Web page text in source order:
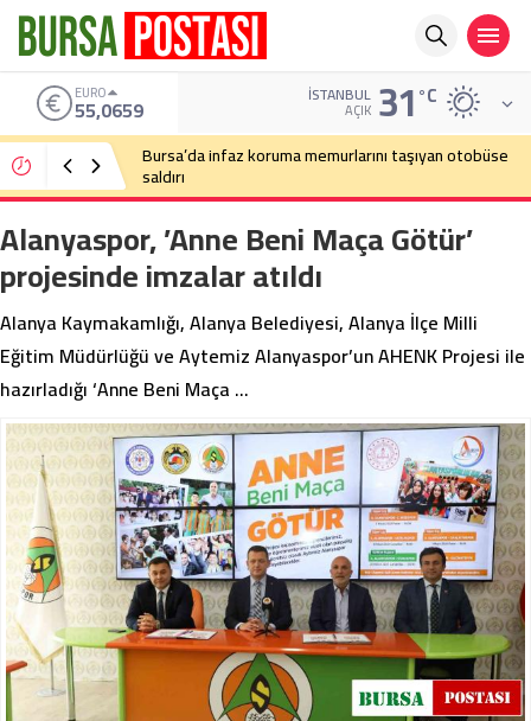
ALTIN
6.521,17 İSTANBUL
AÇIK 31°C
Bursa’da cadde ortasında bıçaklı kavga
Alanyaspor, ’Anne Beni Maça Götür’
projesinde imzalar atıldı
Alanya Kaymakamlığı, Alanya Belediyesi, Alanya İlçe Milli
Eğitim Müdürlüğü ve Aytemiz Alanyaspor’un AHENK Projesi ile
hazırladığı ‘Anne Beni Maça …